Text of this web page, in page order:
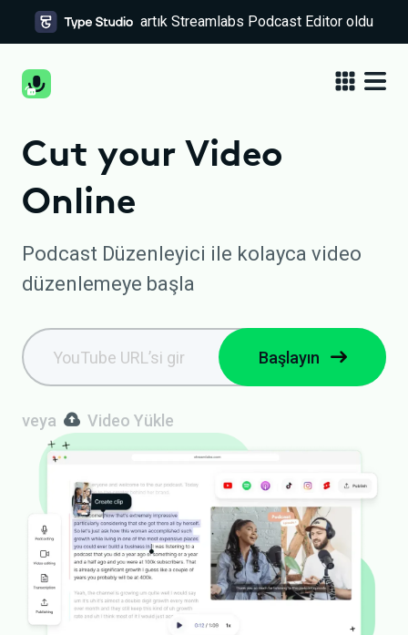
artık Streamlabs Podcast Editor oldu
Cut your Video
Online
Podcast Düzenleyici ile kolayca video
düzenlemeye başla
Başlayın
veya Video Yükle